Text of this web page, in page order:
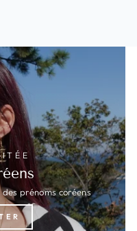
prénoms coréens